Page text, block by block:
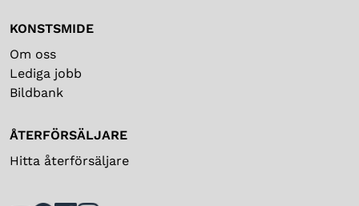
KONSTSMIDE
Om oss
Lediga jobb
Bildbank
ÅTERFÖRSÄLJARE
Hitta återförsäljare